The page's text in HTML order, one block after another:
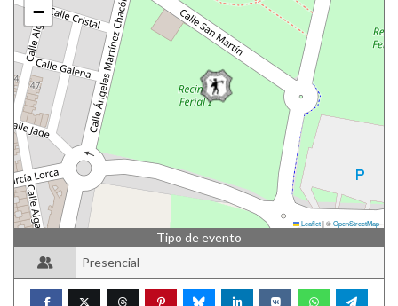
−
Leaflet|©OpenStreetMap
Tipo de evento
Presencial